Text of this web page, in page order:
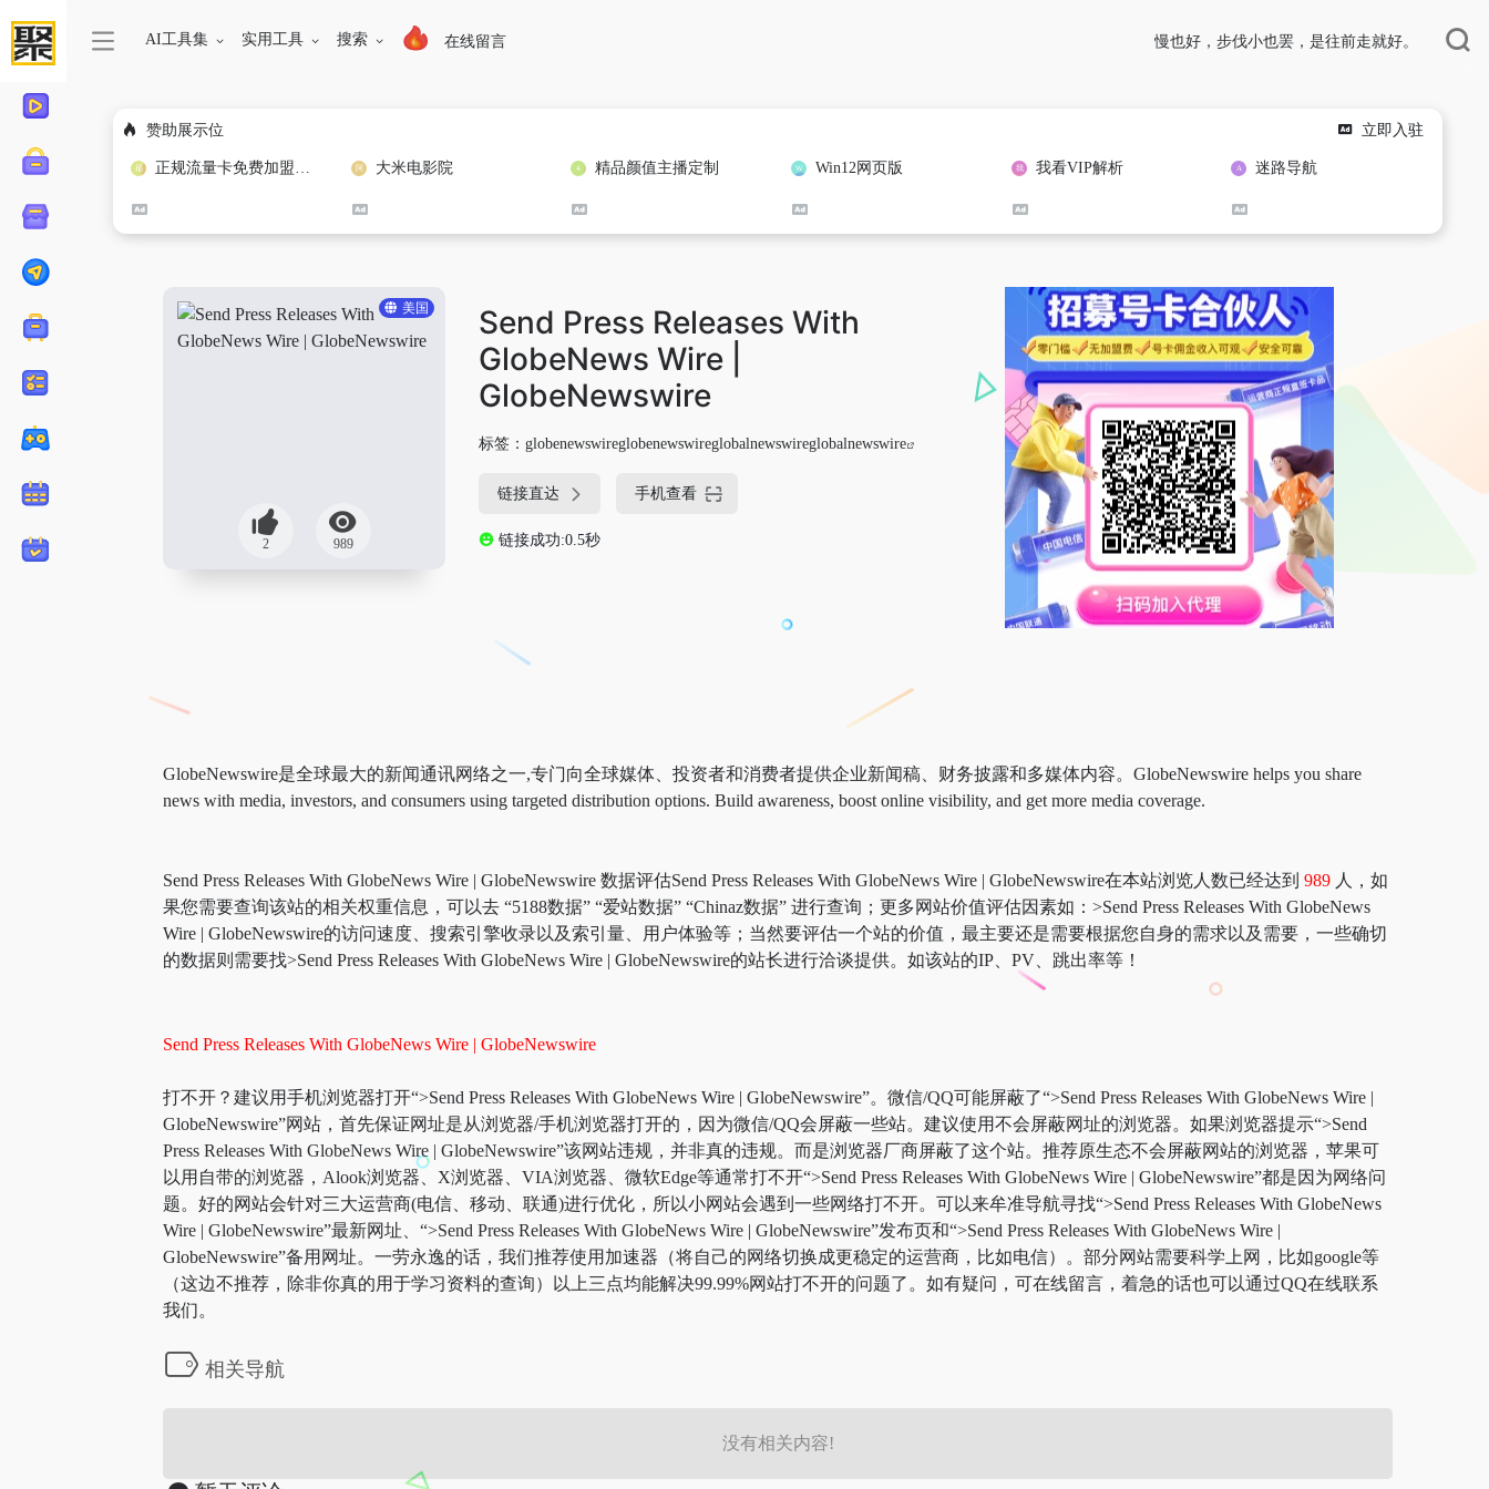
AI工具集 实用工具 搜索 在线留言 慢也好，步伐小也罢，是往前走就好。
赞助展示位 立即入驻
正规流量卡免费加盟合作 大米电影院 精品颜值主播定制 Win12网页版 我看VIP解析 迷路导航
美国
2 989
Send Press Releases With
GlobeNews Wire |
GlobeNewswire
标签： globenewswireglobenewswireglobalnewswireglobalnewswire
链接直达 手机查看
链接成功:0.5秒
GlobeNewswire是全球最大的新闻通讯网络之一,专门向全球媒体、投资者和消费者提供企业新闻稿、财务披露和多媒体内容。GlobeNewswire helps you share
news with media, investors, and consumers using targeted distribution options. Build awareness, boost online visibility, and get more media coverage.
Send Press Releases With GlobeNews Wire | GlobeNewswire 数据评估Send Press Releases With GlobeNews Wire | GlobeNewswire在本站浏览人数已经达到 989 人，如
果您需要查询该站的相关权重信息，可以去 “5188数据” “爱站数据” “Chinaz数据” 进行查询；更多网站价值评估因素如：>Send Press Releases With GlobeNews
Wire | GlobeNewswire的访问速度、搜索引擎收录以及索引量、用户体验等；当然要评估一个站的价值，最主要还是需要根据您自身的需求以及需要，一些确切
的数据则需要找>Send Press Releases With GlobeNews Wire | GlobeNewswire的站长进行洽谈提供。如该站的IP、PV、跳出率等！
Send Press Releases With GlobeNews Wire | GlobeNewswire
打不开？建议用手机浏览器打开“>Send Press Releases With GlobeNews Wire | GlobeNewswire”。微信/QQ可能屏蔽了“>Send Press Releases With GlobeNews Wire |
GlobeNewswire”网站，首先保证网址是从浏览器/手机浏览器打开的，因为微信/QQ会屏蔽一些站。建议使用不会屏蔽网址的浏览器。如果浏览器提示“>Send
Press Releases With GlobeNews Wire | GlobeNewswire”该网站违规，并非真的违规。而是浏览器厂商屏蔽了这个站。推荐原生态不会屏蔽网站的浏览器，苹果可
以用自带的浏览器，Alook浏览器、X浏览器、VIA浏览器、微软Edge等通常打不开“>Send Press Releases With GlobeNews Wire | GlobeNewswire”都是因为网络问
题。好的网站会针对三大运营商(电信、移动、联通)进行优化，所以小网站会遇到一些网络打不开。可以来牟准导航寻找“>Send Press Releases With GlobeNews
Wire | GlobeNewswire”最新网址、“>Send Press Releases With GlobeNews Wire | GlobeNewswire”发布页和“>Send Press Releases With GlobeNews Wire |
GlobeNewswire”备用网址。一劳永逸的话，我们推荐使用加速器（将自己的网络切换成更稳定的运营商，比如电信）。部分网站需要科学上网，比如google等
（这边不推荐，除非你真的用于学习资料的查询）以上三点均能解决99.99%网站打不开的问题了。如有疑问，可在线留言，着急的话也可以通过QQ在线联系
我们。
相关导航
没有相关内容!